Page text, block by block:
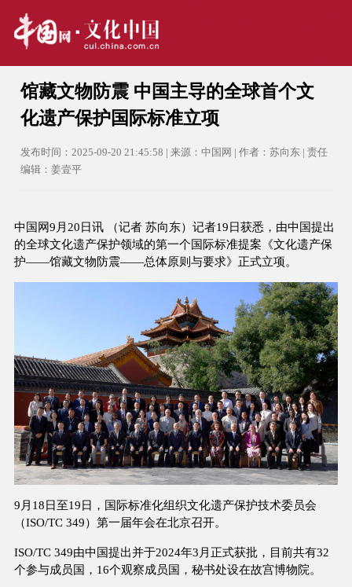
馆藏文物防震 中国主导的全球首个文
化遗产保护国际标准立项
发布时间：2025-09-20 21:45:58 | 来源：中国网 | 作者：苏向东 | 责任
编辑：姜壹平
中国网9月20日讯 （记者 苏向东）记者19日获悉，由中国提出
的全球文化遗产保护领域的第一个国际标准提案《文化遗产保
护——馆藏文物防震——总体原则与要求》正式立项。
9月18日至19日，国际标准化组织文化遗产保护技术委员会
（ISO/TC 349）第一届年会在北京召开。
ISO/TC 349由中国提出并于2024年3月正式获批，目前共有32
个参与成员国，16个观察成员国，秘书处设在故宫博物院。